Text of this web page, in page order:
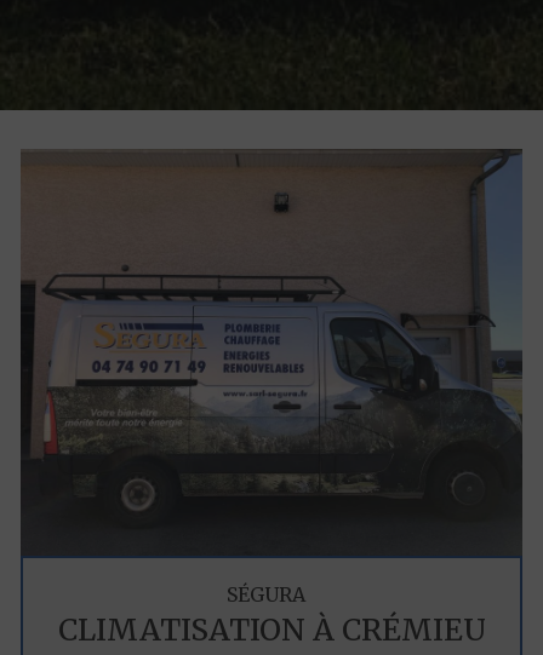
SÉGURA
CLIMATISATION À CRÉMIEU